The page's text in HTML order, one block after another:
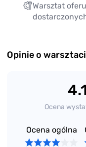
Warsztat
Opinie o
Ocena
Ocena ogólna